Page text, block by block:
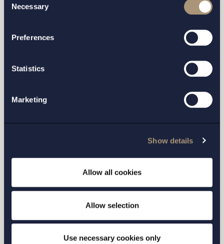
andprivacy policy
for more details on cookies and our
Selection
Necessary
Preferences
Statistics
Marketing
Show details
Allow all cookies
Allow selection
Use necessary cookies only
STOCKHOLM
Jag har läst och samtycker till Setterwalls